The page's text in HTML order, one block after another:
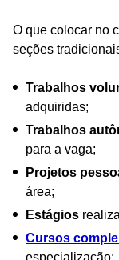
O que colocar no
seções
Trabalhos
adquiridas;
Trabalhos
para a vaga;
Projetos
área;
Estágios
Cursos